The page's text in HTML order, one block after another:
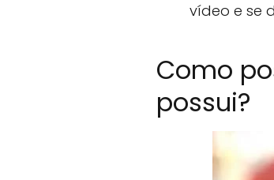
vídeo e se
Como
possui?